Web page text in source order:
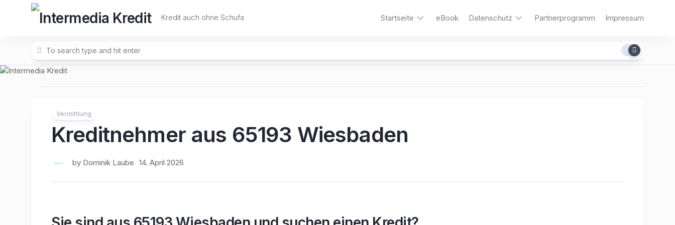
Kredit auch ohne Schufa Startseite
–
Umschuldungskredit
eBook Datenschutz Partnerprogramm Impressum
Vermittlung
Kreditnehmer aus 65193 Wiesbaden
by Dominik Laube 14. April 2026